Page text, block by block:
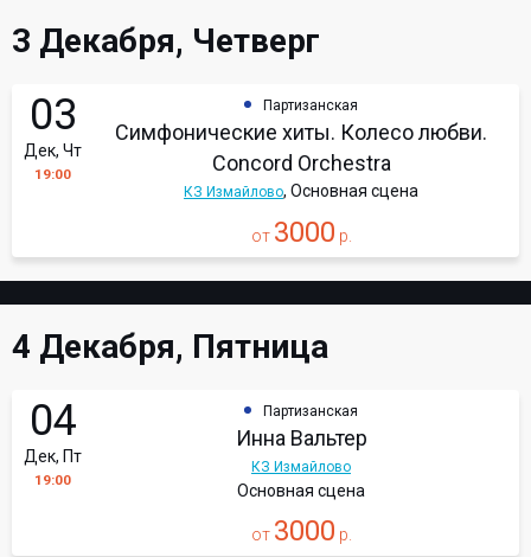
3 Декабря, Четверг
03
Дек, Чт
19:00
Партизанская
Симфонические хиты. Колесо любви.
Concord Orchestra
КЗ Измайлово, Основная сцена
от 3000 р.
4 Декабря, Пятница
04
Дек, Пт
19:00
Партизанская
Инна Вальтер
КЗ Измайлово
Основная сцена
от 3000 р.